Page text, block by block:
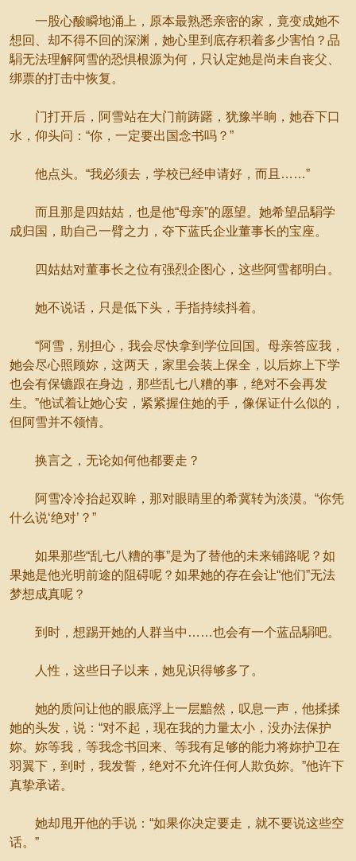
一股心酸瞬地涌上，原本最熟悉亲密的家，竟变成她不
想回、却不得不回的深渊，她心里到底存积着多少害怕？品
駽无法理解阿雪的恐惧根源为何，只认定她是尚未自丧父、
绑票的打击中恢复。
门打开后，阿雪站在大门前踌躇，犹豫半晌，她吞下口
水，仰头问：“你，一定要出国念书吗？”
他点头。“我必须去，学校已经申请好，而且……”
而且那是四姑姑，也是他“母亲”的愿望。她希望品駽学
成归国，助自己一臂之力，夺下蓝氏企业董事长的宝座。
四姑姑对董事长之位有强烈企图心，这些阿雪都明白。
她不说话，只是低下头，手指持续抖着。
“阿雪，别担心，我会尽快拿到学位回国。母亲答应我，
她会尽心照顾妳，这两天，家里会装上保全，以后妳上下学
也会有保镳跟在身边，那些乱七八糟的事，绝对不会再发
生。”他试着让她心安，紧紧握住她的手，像保证什么似的，
但阿雪并不领情。
换言之，无论如何他都要走？
阿雪冷冷抬起双眸，那对眼睛里的希冀转为淡漠。“你凭
什么说‘绝对’？”
如果那些“乱七八糟的事”是为了替他的未来铺路呢？如
果她是他光明前途的阻碍呢？如果她的存在会让“他们”无法
梦想成真呢？
到时，想踢开她的人群当中……也会有一个蓝品駽吧。
人性，这些日子以来，她见识得够多了。
她的质问让他的眼底浮上一层黯然，叹息一声，他揉揉
她的头发，说：“对不起，现在我的力量太小，没办法保护
妳。妳等我，等我念书回来、等我有足够的能力将妳护卫在
羽翼下，到时，我发誓，绝对不允许任何人欺负妳。”他许下
真挚承诺。
她却甩开他的手说：“如果你决定要走，就不要说这些空
话。”